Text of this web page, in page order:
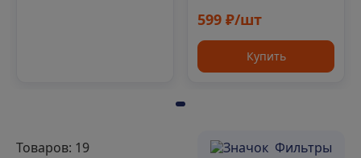
599 ₽/шт
Купить
Товаров: 19 Фильтры